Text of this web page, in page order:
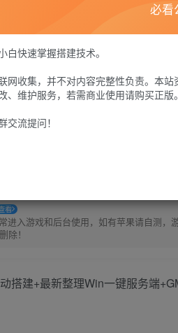
此内容为付费资源，请付费后查看
G币30 限时特惠
G币 100
个人会员
看
入游戏和后台使用，如有苹果请自测，
除！
必看
快速掌握搭建技术。
网收集，并不对内容完整性负责。本
维护服务，若需商业使用请购买正版。
流提问！